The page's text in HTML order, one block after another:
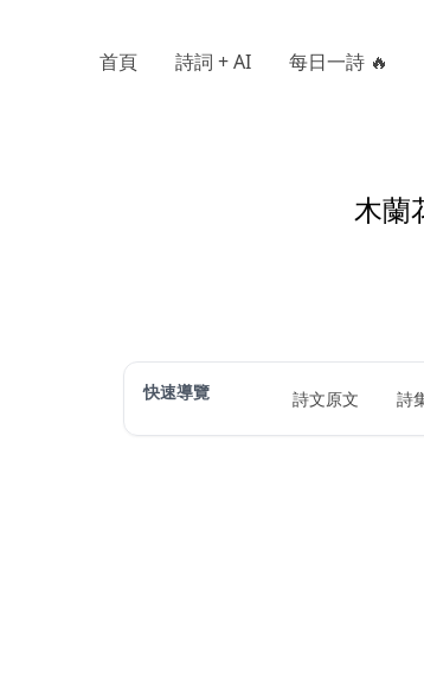
首頁 詩詞 + AI 每日一詩 🔥
木蘭
快速導覽 詩文原文 詩